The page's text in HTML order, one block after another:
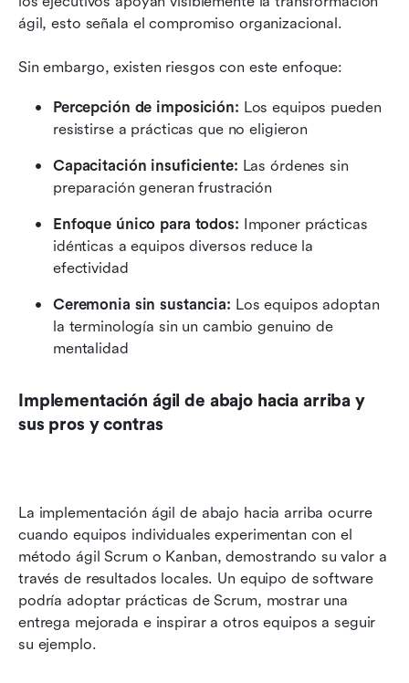
ágil, esto señala el compromiso organizacional.
Sin embargo, existen riesgos con este enfoque:
Percepción de imposición: Los equipos pueden
resistirse a prácticas que no eligieron
Capacitación insuficiente: Las órdenes sin
preparación generan frustración
Enfoque único para todos: Imponer prácticas
idénticas a equipos diversos reduce la
efectividad
Ceremonia sin sustancia: Los equipos adoptan
la terminología sin un cambio genuino de
mentalidad
Implementación ágil de abajo hacia arriba y
sus pros y contras
La implementación ágil de abajo hacia arriba ocurre
cuando equipos individuales experimentan con el
método ágil Scrum o Kanban, demostrando su valor a
través de resultados locales. Un equipo de software
podría adoptar prácticas de Scrum, mostrar una
entrega mejorada e inspirar a otros equipos a seguir
su ejemplo.